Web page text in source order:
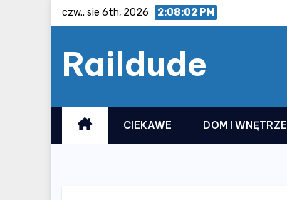
czw.. sie 6th, 2026 2:08:02 PM
Raildude
CIEKAWE DOM I WNĘTRZE